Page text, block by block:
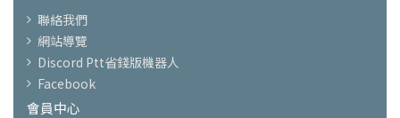
聯絡我們
網站導覽
Discord Ptt省錢版機器人
Facebook
會員中心